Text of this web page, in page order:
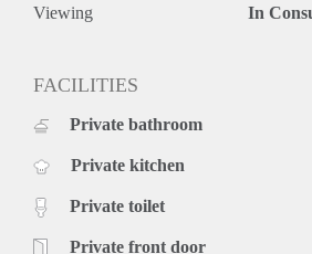
- Kosten voorschot blokverwarming €
- Gestoffeerd en deels gemeubileerd
- Huisdieren niet toegestaan
een mail naar almelo@verhuurpro.nl.
Deze advertentie op internet en op
informatie en dus geheel vrijblijvend.
onjuistheden kunnen geen rechten
Viewing In
FACILITIES
Private bathroom
Private kitchen
Private toilet
Private front door